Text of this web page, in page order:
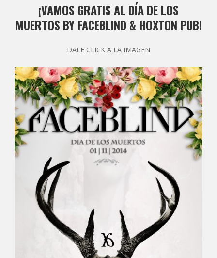
¡VAMOS GRATIS AL DÍA DE LOS
MUERTOS BY FACEBLIND & HOXTON PUB!
DALE CLICK A LA IMAGEN